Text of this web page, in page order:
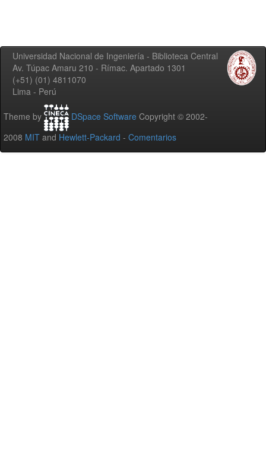
Universidad Nacional de Ingeniería - Biblioteca Central
Av. Túpac Amaru 210 - Rímac. Apartado 1301
(+51) (01) 4811070
Lima - Perú
Theme by DSpace Software Copyright © 2002-
2008 MIT and Hewlett-Packard - Comentarios